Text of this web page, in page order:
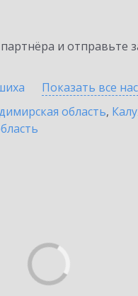
и отправьте
Показать все
область,